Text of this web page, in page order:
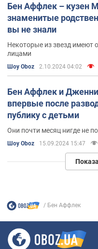
Бен Аффлек – кузен
знаменитые
вы не знали
Некоторые из звезд имеют
лицами
Шоу Oboz 2.10.2024 04:02
Бен Аффлек и
впервые после
публику с детьми
Они почти месяц нигде не
Шоу Oboz 15.09.2024 15:47
Бен Аффлек